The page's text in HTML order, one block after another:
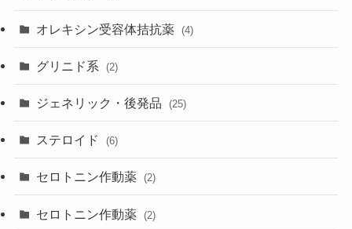
オレキシン受容体拮抗薬 (4)
グリニド系 (2)
ジェネリック・後発品 (25)
ステロイド (6)
セロトニン作動薬 (2)
セロトニン作動薬 (2)